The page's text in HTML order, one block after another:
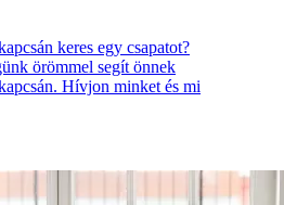
keres egy csapatot?
örömmel segít önnek
Hívjon minket és mi